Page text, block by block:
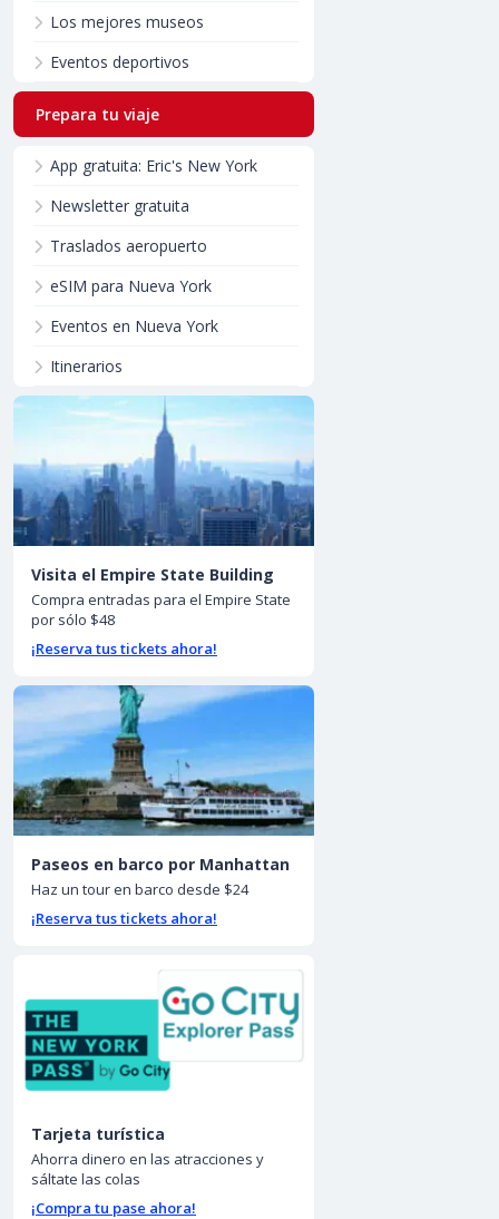
Los mejores museos
Eventos deportivos
Prepara tu viaje
App gratuita: Eric's New York
Newsletter gratuita
Traslados aeropuerto
eSIM para Nueva York
Eventos en Nueva York
Itinerarios
Visita el Empire State Building
Compra entradas para el Empire State
por sólo $48
¡Reserva tus tickets ahora!
Paseos en barco por Manhattan
Haz un tour en barco desde $24
¡Reserva tus tickets ahora!
Tarjeta turística
Ahorra dinero en las atracciones y
sáltate las colas
¡Compra tu pase ahora!